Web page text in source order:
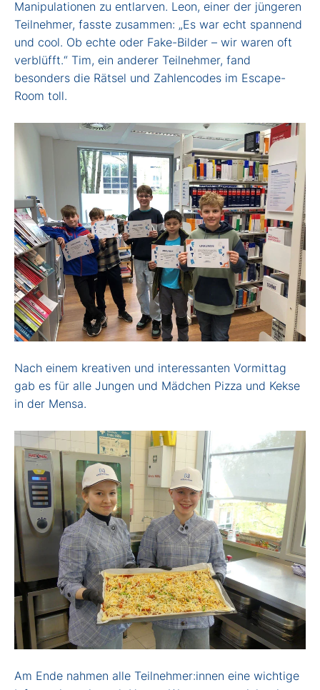
Manipulationen zu entlarven. Leon, einer der jüngeren
Teilnehmer, fasste zusammen: „Es war echt spannend
und cool. Ob echte oder Fake-Bilder – wir waren oft
verblüfft.“ Tim, ein anderer Teilnehmer, fand
besonders die Rätsel und Zahlencodes im Escape-
Room toll.
Nach einem kreativen und interessanten Vormittag
gab es für alle Jungen und Mädchen Pizza und Kekse
in der Mensa.
Am Ende nahmen alle Teilnehmer:innen eine wichtige